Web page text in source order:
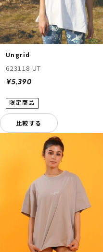
Ungrid
623118 UT
¥5,390
比較する